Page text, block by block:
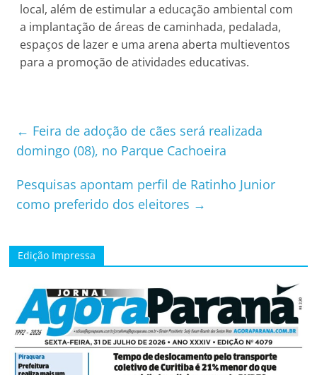
local, além de estimular a educação ambiental com
a implantação de áreas de caminhada, pedalada,
espaços de lazer e uma arena aberta multieventos
para a promoção de atividades educativas.
← Feira de adoção de cães será realizada
domingo (08), no Parque Cachoeira
Pesquisas apontam perfil de Ratinho Junior
como preferido dos eleitores →
Edição Impressa